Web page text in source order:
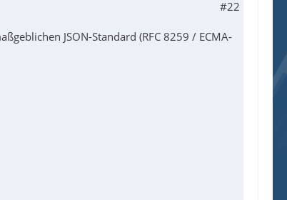
#22
JSON-Standard (RFC 8259 / ECMA-